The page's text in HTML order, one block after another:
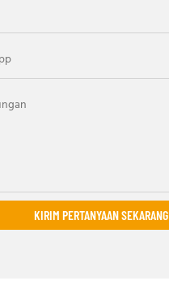
KIRIM PERTANYAAN SEKARANG